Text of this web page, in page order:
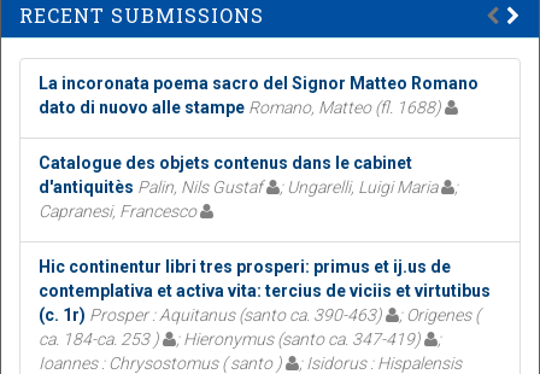
RECENT SUBMISSIONS
La incoronata poema sacro del Signor Matteo Romano
dato di nuovo alle stampe Romano, Matteo (fl. 1688)
Catalogue des objets contenus dans le cabinet
d'antiquitès Palin, Nils Gustaf ; Ungarelli, Luigi Maria
;
Capranesi, Francesco
Hic continentur libri tres prosperi: primus et ij.us de
contemplativa et activa vita: tercius de viciis et virtutibus
(c. 1r) Prosper : Aquitanus (santo ca. 390-463)
; Origenes (
ca. 184-ca. 253 )
; Hieronymus (santo ca. 347-419)
;
Ioannes : Chrysostomus ( santo )
; Isidorus : Hispalensis